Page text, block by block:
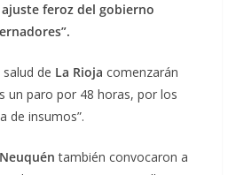
ajuste feroz del gobierno
de La Rioja comenzarán
un paro por 48 horas, por los
de insumos”.
Neuquéntambién convocaron a